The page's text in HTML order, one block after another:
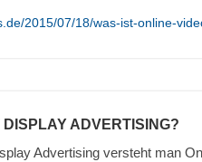
2015/07/18/was-ist-online-
DISPLAY ADVERTISING?
Advertising versteht man